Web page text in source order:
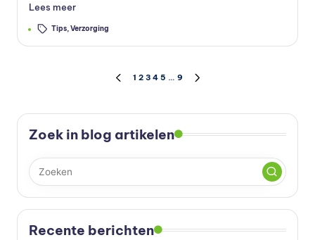
Lees meer
Tags: Tips,Verzorging
Berichten
paginering
VORIGE
1 2 3 4 5 … 9
Zoek in blog artikelen
Recente berichten